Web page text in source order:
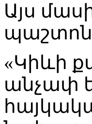
Այս
«Կիևի
անչափ